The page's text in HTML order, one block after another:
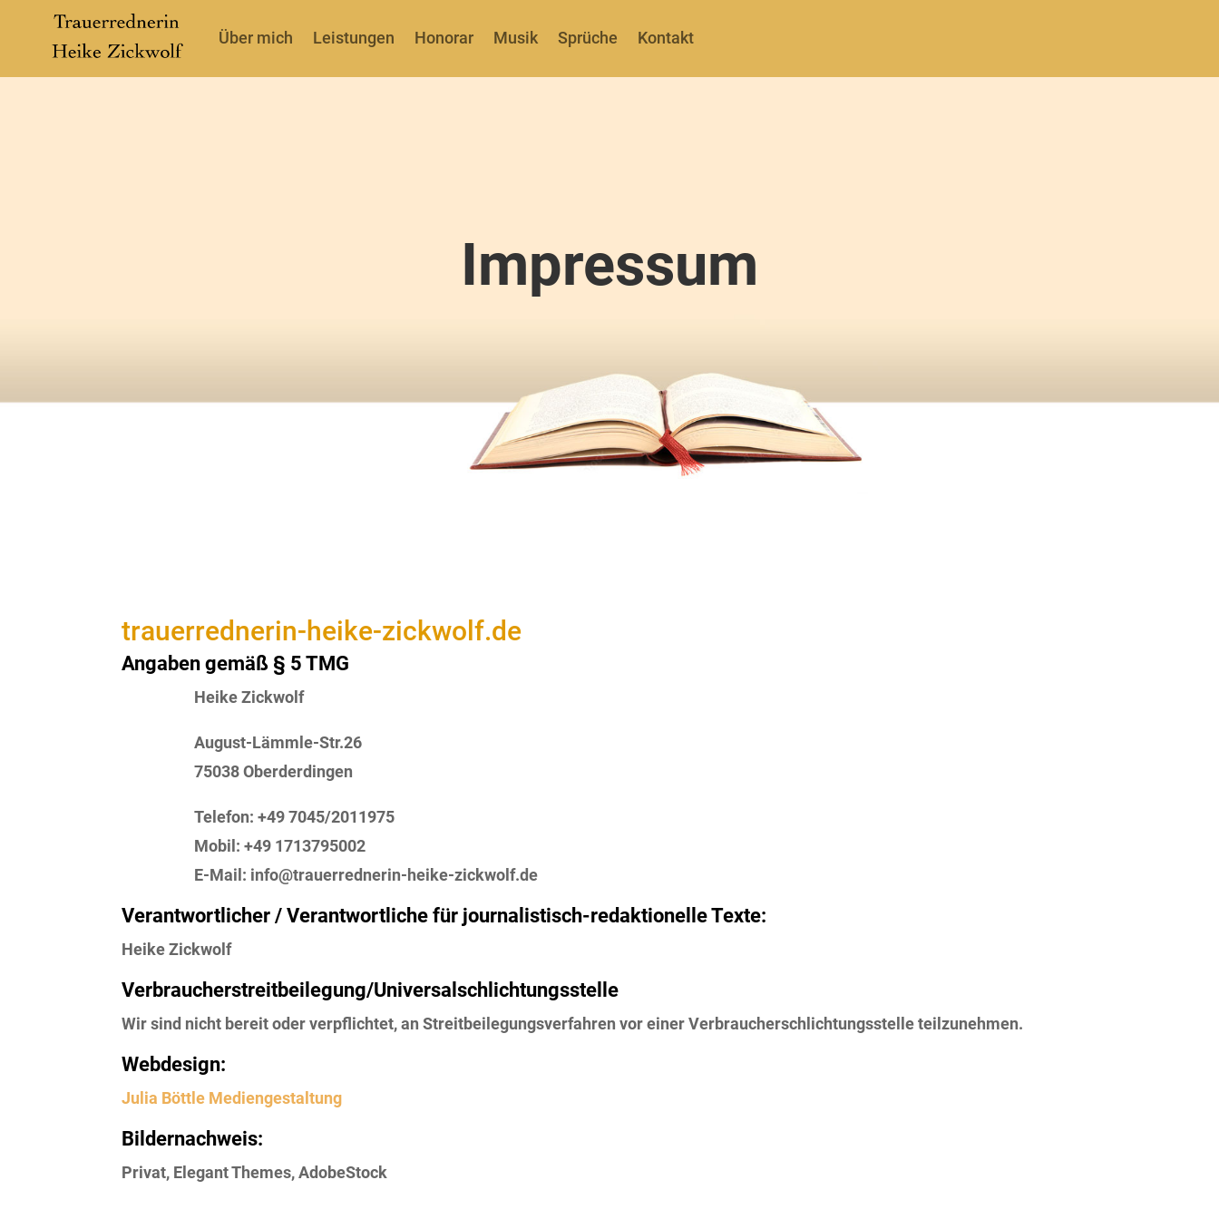
Über mich Leistungen Honorar Musik Sprüche Kontakt
Impressum
trauerrednerin-heike-zickwolf.de
Angaben gemäß § 5 TMG
Heike Zickwolf
August-Lämmle-Str.26
75038 Oberderdingen
Telefon: +49 7045/2011975
Mobil:+49 1713795002
E-Mail: info@trauerrednerin-heike-zickwolf.de
Verantwortlicher / Verantwortliche für journalistisch-redaktionelle Texte:
Heike Zickwolf
Verbraucher­streit­beilegung/Universal­schlichtungs­stelle
Wir sind nicht bereit oder verpflichtet, an Streitbeilegungsverfahren vor einer Verbraucherschlichtungsstelle teilzunehmen.
Webdesign:
Julia Böttle Mediengestaltung
Bildernachweis:
Privat, Elegant Themes, AdobeStock